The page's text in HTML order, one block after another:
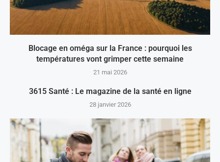
Blocage en oméga sur la France : pourquoi les
températures vont grimper cette semaine
21 mai 2026
3615 Santé : Le magazine de la santé en ligne
28 janvier 2026